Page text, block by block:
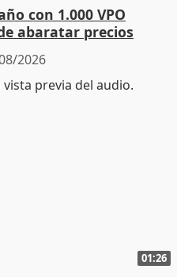
con 1.000 VPO
abaratar precios
2026
01:26